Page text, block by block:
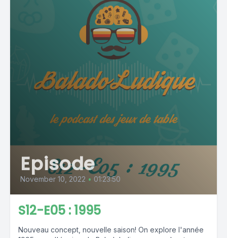
Episode
November 10, 2022 • 01:23:50
S12-E05 : 1995
Nouveau concept, nouvelle saison! On explore l'année